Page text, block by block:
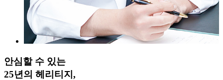
안심할 수 있는
25년의 헤리티지,